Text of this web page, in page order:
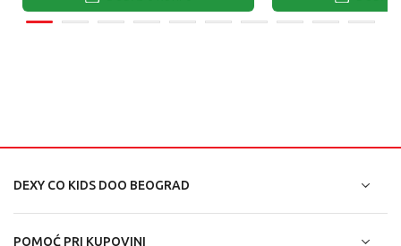
DEXY CO KIDS DOO BEOGRAD
POMOĆ PRI KUPOVINI